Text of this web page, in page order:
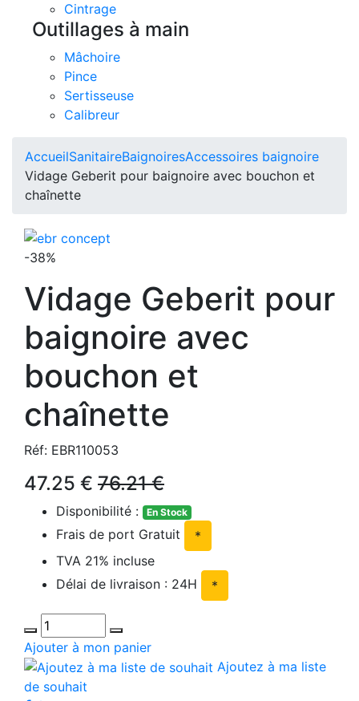
Cintrage
Outillages à main
Mâchoire
Pince
Sertisseuse
Calibreur
AccueilSanitaireBaignoiresAccessoires baignoire
Vidage Geberit pour baignoire avec bouchon et
chaînette
-38%
Vidage Geberit pour
baignoire avec
bouchon et
chaînette
Réf: EBR110053
47.25 € 76.21 €
Disponibilité : En Stock
Frais de port Gratuit
*
TVA 21% incluse
Délai de livraison : 24H
*
Ajouter à mon panier
Ajoutez à ma liste
de souhait